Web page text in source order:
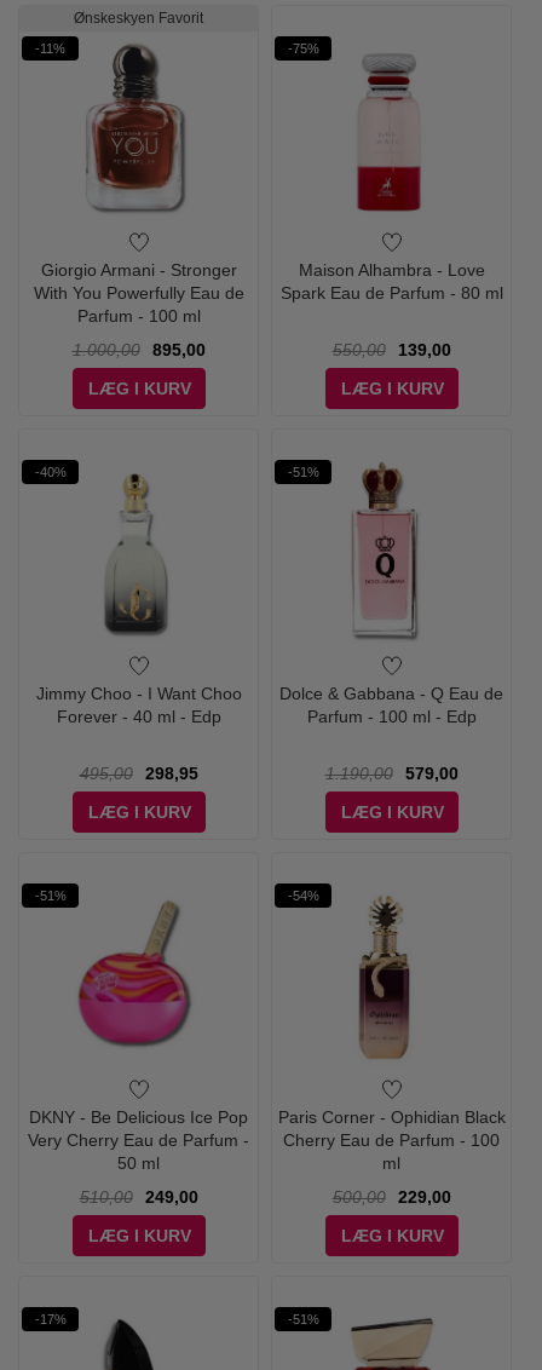
Ønskeskyen Favorit
-11%
Giorgio Armani - Stronger
With You Powerfully Eau de
Parfum - 100 ml
1.000,00
895,00
LÆG I KURV
-75%
Maison Alhambra - Love
Spark Eau de Parfum - 80 ml
550,00
139,00
LÆG I KURV
-40%
Jimmy Choo - I Want Choo
Forever - 40 ml - Edp
495,00
298,95
LÆG I KURV
-51%
Dolce & Gabbana - Q Eau de
Parfum - 100 ml - Edp
1.190,00
579,00
LÆG I KURV
-51%
DKNY - Be Delicious Ice Pop
Very Cherry Eau de Parfum -
50 ml
510,00
249,00
LÆG I KURV
-54%
Paris Corner - Ophidian Black
Cherry Eau de Parfum - 100
ml
500,00
229,00
LÆG I KURV
-17% -51%